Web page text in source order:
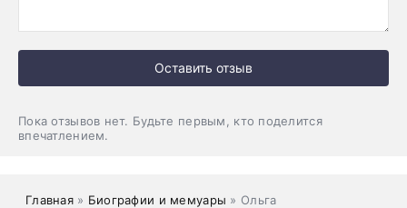
Оставить отзыв
Пока отзывов нет. Будьте первым, кто поделится
впечатлением.
Главная» Биографии и мемуары » Ольга